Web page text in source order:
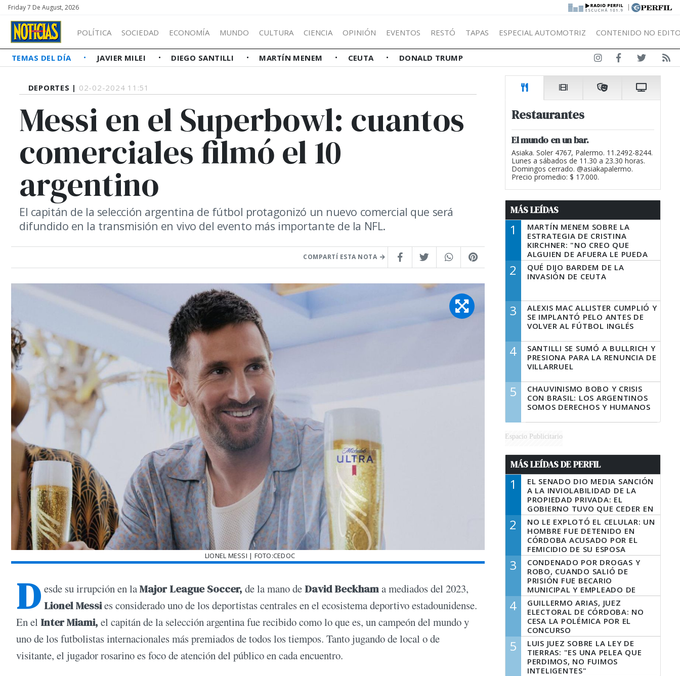
Friday 7 De August, 2026 |
POLÍTICA SOCIEDAD ECONOMÍA MUNDO CULTURA CIENCIA OPINIÓN EVENTOS RESTÓ TAPAS ESPECIAL AUTOMOTRIZ CONTENIDO NO
TEMAS DEL DÍA JAVIER MILEI DIEGO SANTILLI MARTÍN MENEM CEUTA DONALD TRUMP
DEPORTES | 02-02-2024 11:51
Messi en el Superbowl: cuantos
comerciales filmó el 10
argentino
El capitán de la selección argentina de fútbol protagonizó un nuevo comercial que será
difundido en la transmisión en vivo del evento más importante de la NFL.
COMPARTÍ ESTA NOTA
LIONEL MESSI | FOTO:CEDOC
D esde su irrupción en laMajor League Soccer, de la mano de David Beckhama mediados del 2023,
Lionel Messies considerado uno de los deportistas centrales en el ecosistema deportivo estadounidense.
En el Inter Miami, el capitán de la selección argentina fue recibido como lo que es, un campeón del mundo y
uno de los futbolistas internacionales más premiados de todos los tiempos. Tanto jugando de local o de
visitante, el jugador rosarino es foco de atención del público en cada encuentro.
Restaurantes
El mundo en un bar.
Asiaka. Soler 4767, Palermo. 11.2492-8244.
Lunes a sábados de 11.30 a 23.30 horas.
Domingos cerrado. @asiakapalermo.
Precio promedio: $ 17.000.
MÁS LEÍDAS
1
MARTÍN MENEM SOBRE LA
ESTRATEGIA DE CRISTINA
KIRCHNER: "NO CREO QUE
ALGUIEN DE AFUERA LE PUEDA
DECIR A LA JUSTICIA LO QUE
TIENE QUE HACER"
2
QUÉ DIJO BARDEM DE LA
INVASIÓN DE CEUTA
3
ALEXIS MAC ALLISTER CUMPLIÓ Y
SE IMPLANTÓ PELO ANTES DE
VOLVER AL FÚTBOL INGLÉS
4
SANTILLI SE SUMÓ A BULLRICH Y
PRESIONA PARA LA RENUNCIA DE
VILLARRUEL
5
CHAUVINISMO BOBO Y CRISIS
CON BRASIL: LOS ARGENTINOS
SOMOS DERECHOS Y HUMANOS
Espacio Publicitario
MÁS LEÍDAS DE PERFIL
1
EL SENADO DIO MEDIA SANCIÓN
A LA INVIOLABILIDAD DE LA
PROPIEDAD PRIVADA: EL
GOBIERNO TUVO QUE CEDER EN
LA LEY DEL MANEJO DEL FUEGO
2
NO LE EXPLOTÓ EL CELULAR: UN
HOMBRE FUE DETENIDO EN
CÓRDOBA ACUSADO POR EL
FEMICIDIO DE SU ESPOSA
3
CONDENADO POR DROGAS Y
ROBO, CUANDO SALIÓ DE
PRISIÓN FUE BECARIO
MUNICIPAL Y EMPLEADO DE
SENAF
4
GUILLERMO ARIAS, JUEZ
ELECTORAL DE CÓRDOBA: NO
CESA LA POLÉMICA POR EL
CONCURSO
5
LUIS JUEZ SOBRE LA LEY DE
TIERRAS: "ES UNA PELEA QUE
PERDIMOS, NO FUIMOS
INTELIGENTES"